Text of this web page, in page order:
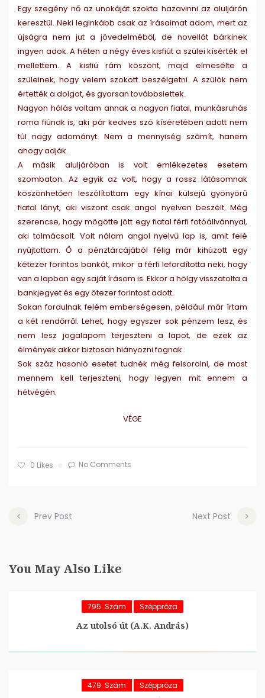
Egy szegény nő az unokáját szokta hazavinni az aluljárón
keresztül. Neki leginkább csak az írásaimat adom, mert az
újságra nem jut a jövedelméből, de novellát bárkinek
ingyen adok. A héten a négy éves kisfiút a szülei kísérték el
mellettem. A kisfiú rám köszönt, majd elmesélte a
szüleinek, hogy velem szokott beszélgetni. A szülök nem
értették a dolgot, és gyorsan továbbsiettek.
Nagyon hálás voltam annak a nagyon fiatal, munkásruhás
roma fiúnak is, aki pár kedves szó kíséretében adott nem
túl nagy adományt. Nem a mennyiség számít, hanem
ahogy adják.
A másik aluljáróban is volt emlékezetes esetem
szombaton. Az egyik az volt, hogy a rossz látásomnak
köszönhetően leszólítottam egy kínai külsejű gyönyörű
fiatal lányt, aki viszont csak angol nyelven beszélt. Még
szerencse, hogy mögötte jött egy fiatal férfi fotóállvánnyal,
aki tolmácsolt. Volt nálam angol nyelvű lap is, amit felé
nyújtottam. Ő a pénztárcájából félig már kihúzott egy
kétezer forintos bankót, mikor a férfi lefordította neki, hogy
van a lapban egy saját írásom is. Ekkor a hölgy visszatolta a
bankjegyet és egy ötezer forintost adott.
Sokan fordulnak felém emberségesen, például már írtam
a két rendőrről. Lehet, hogy egyszer sok pénzem lesz, és
nem lesz jogalapom terjeszteni a lapot, de ezek az
élmények akkor biztosan hiányozni fognak.
Sok száz hasonló esetet tudnék még felsorolni, de most
mennem kell terjeszteni, hogy legyen mit ennem a
hétvégén.
VÉGE
0 Likes No Comments
Prev Post Next Post
You May Also Like
795. Szám Széppróza
Az utolsó út (A.K. András)
479. Szám Széppróza